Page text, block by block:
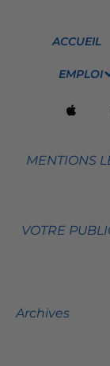
ACCUEIL
EMPLOI
MENTIONS
VOTRE
Archives